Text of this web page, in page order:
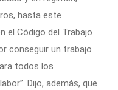
hasta este
el Código del Trabajo
conseguir un trabajo
todos los
Dijo, además, que